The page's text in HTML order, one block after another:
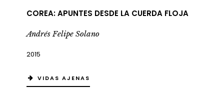
COREA: APUNTES DESDE LA CUERDA FLOJA
Andrés Felipe Solano
2015
VIDAS AJENAS